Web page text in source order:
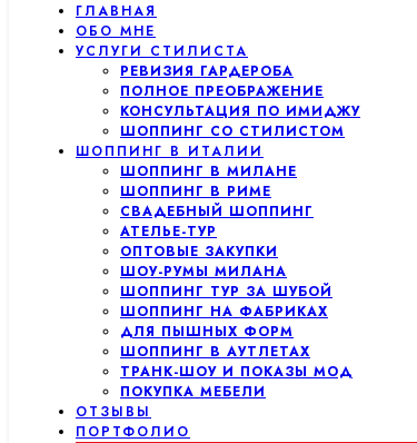
ГЛАВНАЯ
ОБО МНЕ
УСЛУГИ СТИЛИСТА
РЕВИЗИЯ ГАРДЕРОБА
ПОЛНОЕ ПРЕОБРАЖЕНИЕ
КОНСУЛЬТАЦИЯ ПО ИМИДЖУ
ШОППИНГ СО СТИЛИСТОМ
ШОППИНГ В ИТАЛИИ
ШОППИНГ В МИЛАНЕ
ШОППИНГ В РИМЕ
СВАДЕБНЫЙ ШОППИНГ
АТЕЛЬЕ-ТУР
ОПТОВЫЕ ЗАКУПКИ
ШОУ-РУМЫ МИЛАНА
ШОППИНГ ТУР ЗА ШУБОЙ
ШОППИНГ НА ФАБРИКАХ
ДЛЯ ПЫШНЫХ ФОРМ
ШОППИНГ В АУТЛЕТАХ
ТРАНК-ШОУ И ПОКАЗЫ МОД
ПОКУПКА МЕБЕЛИ
ОТЗЫВЫ
ПОРТФОЛИО